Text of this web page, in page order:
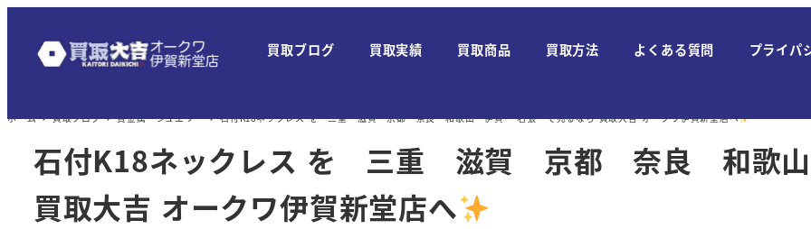
ン
買取ブログ 買取実績 買取商品 買取方法 よくある質問 プライパ
ホーム 買取ブログ 貴金属・ジュエリー 石付K18ネックレス を 三重 滋賀 京都 奈良 和歌山 伊賀 名張 で売るなら 買取大吉 オークワ伊賀新堂店へ
石付K18ネックレス を 三重 滋賀 京都 奈良 和歌
買取大吉 オークワ伊賀新堂店へ